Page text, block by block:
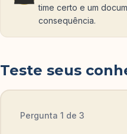
time certo e um
consequência.
Teste seus
Pergunta 1 de 3